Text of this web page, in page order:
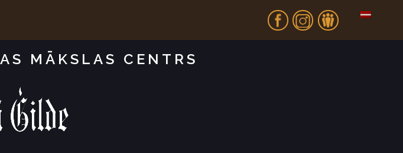
Fb In Dr
MĀKSLAS CENTRS